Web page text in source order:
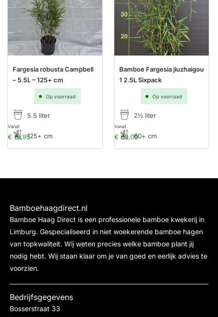
Fargesia robusta Campbell
– 5.5L – 125+ cm
Op voorraad
€ 19,95
Vanaf
5.5 liter
125+ cm
Bamboe Fargesia jiuzhaigou
1 2.5L Sixpack
Op voorraad
€ 69,00
Vanaf
2½ liter
60+ cm
Bamboehaagdirect.nl
Bamboe Haag Direct is een professionele bamboe kwekerij in
Limburg. Gespecialiseerd in niet woekerende bamboe hagen
van topkwaliteit. Wij weten precies welke bamboe plant jij
nodig hebt. Wij staan klaar om je van goed en eerlijk advies te
voorzien.
Bedrijfsgegevens
Bosserstraat 33